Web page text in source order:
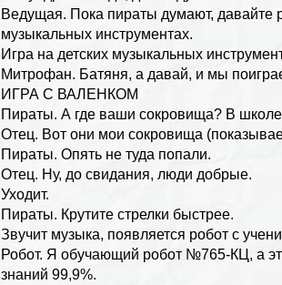
Ведущая. Пока пираты думают, давайте
музыкальных инструментах.
Игра на детских музыкальных
Митрофан. Батяня, а давай, и мы
ИГРА С ВАЛЕНКОМ
Пираты. А где ваши сокровища? В
Отец. Вот они мои сокровища
Пираты. Опять не туда попали.
Отец. Ну, до свидания, люди добрые.
Уходит.
Пираты. Крутите стрелки быстрее.
Звучит музыка, появляется робот с
Робот. Я обучающий робот №765-КЦ, а
знаний 99,9%.